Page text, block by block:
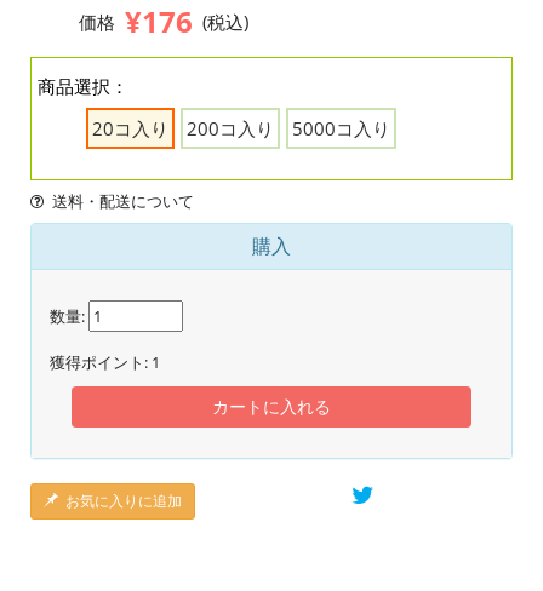
価格 ¥176 (税込)
商品選択：
20コ入り
200コ入り 5000コ入り
送料・配送について
購入
数量:
獲得ポイント: 1
カートに入れる
お気に入りに追加